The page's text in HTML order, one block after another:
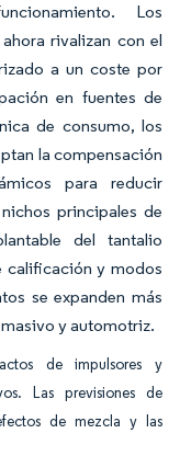
Los
rivalizan con el
a un coste por
en fuentes de
de consumo, los
la compensación
para reducir
principales de
del tantalio
calificación y modos
se expanden más
y automotriz.
de impulsores y
Las previsiones de
de mezcla y las